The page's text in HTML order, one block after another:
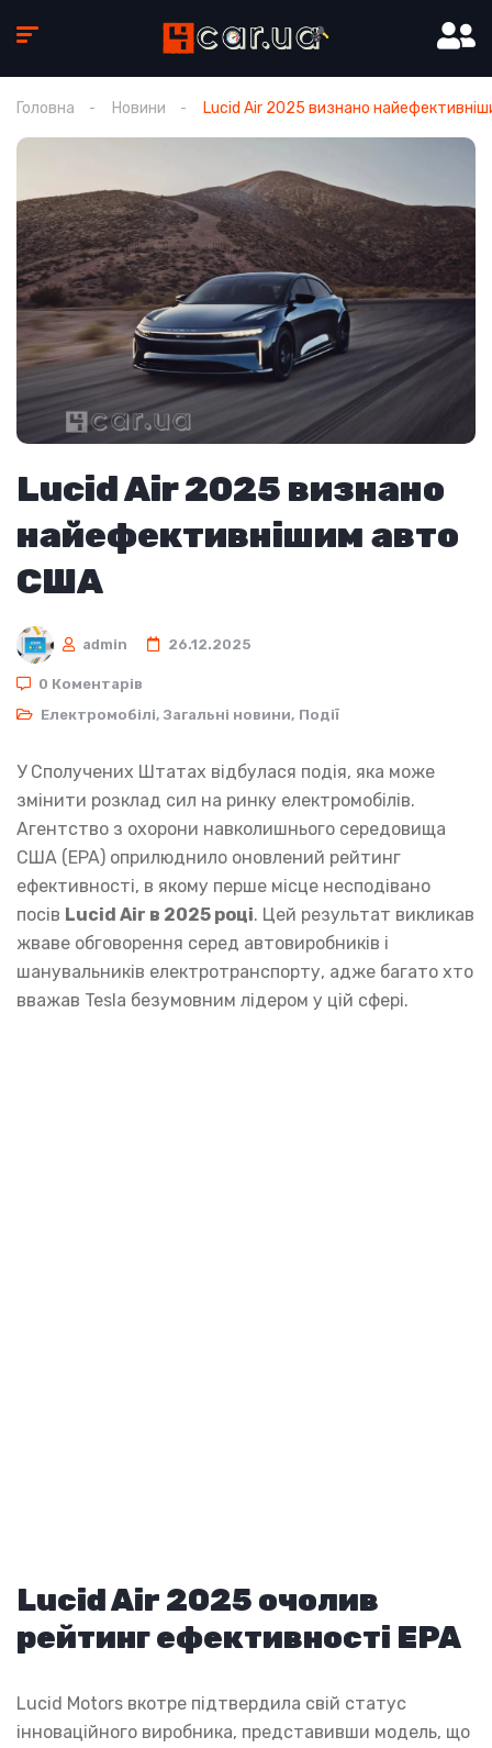
Головна Новини Lucid Air 2025 визнано
Lucid Air 2025 визнано
найефективнішим авто
США
admin 26.12.2025
0 Коментарів
Електромобілі, Загальні новини, Події
У Сполучених Штатах відбулася подія, яка може
змінити розклад сил на ринку електромобілів.
Агентство з охорони навколишнього середовища
США (EPA) оприлюднило оновлений рейтинг
ефективності, в якому перше місце несподівано
посів Lucid Air в 2025 році. Цей результат викликав
жваве обговорення серед автовиробників і
шанувальників електротранспорту, адже багато хто
вважав Tesla безумовним лідером у цій сфері.
Lucid Air 2025 очолив
рейтинг ефективності EPA
Lucid Motors вкотре підтвердила свій статус
інноваційного виробника, представивши модель, що